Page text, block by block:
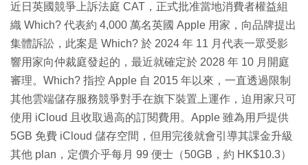
近日英國競爭上訴法庭 CAT，正式批准當地消費者權益組
織 Which? 代表約 4,000 萬名英國 Apple 用家，向品牌提出
集體訴訟，此案是 Which? 於 2024 年 11 月代表一眾受影
響用家向仲裁庭發起的，最近就確定於 2028 年 10 月開庭
審理。Which? 指控 Apple 自 2015 年以來，一直透過限制
其他雲端儲存服務競爭對手在旗下裝置上運作，迫用家只可
使用 iCloud 且收取過高的訂閱費用。Apple 雖為用戶提供
5GB 免費 iCloud 儲存空間，但用完後就會引導其課金升級
其他 plan，定價介乎每月 99 便士（50GB，約 HK$10.3）